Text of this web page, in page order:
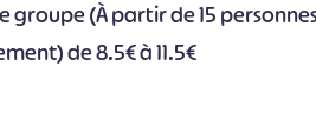
groupe (À partir de 15
de 8.5€ à 11.5€